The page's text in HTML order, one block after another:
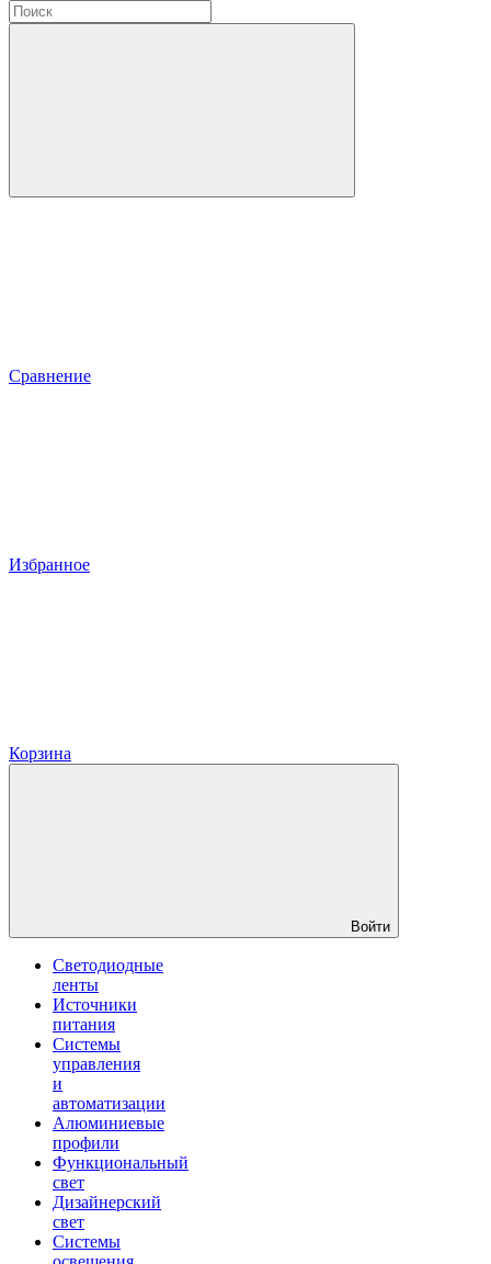
Сравнение
Избранное
Корзина
Войти
Светодиодные
ленты
Источники
питания
Системы
управления
и
автоматизации
Алюминиевые
профили
Функциональный
свет
Дизайнерский
свет
Системы